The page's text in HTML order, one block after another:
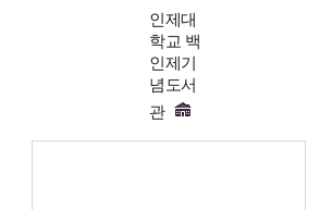
인제대
학교 백
인제기
념도서
관